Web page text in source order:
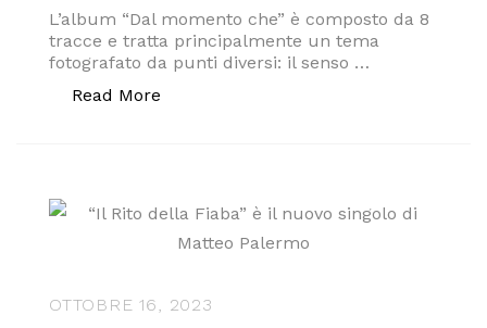
L’album “Dal momento che” è composto da 8
tracce e tratta principalmente un tema
fotografato da punti diversi: il senso …
Read More
OTTOBRE 16, 2023